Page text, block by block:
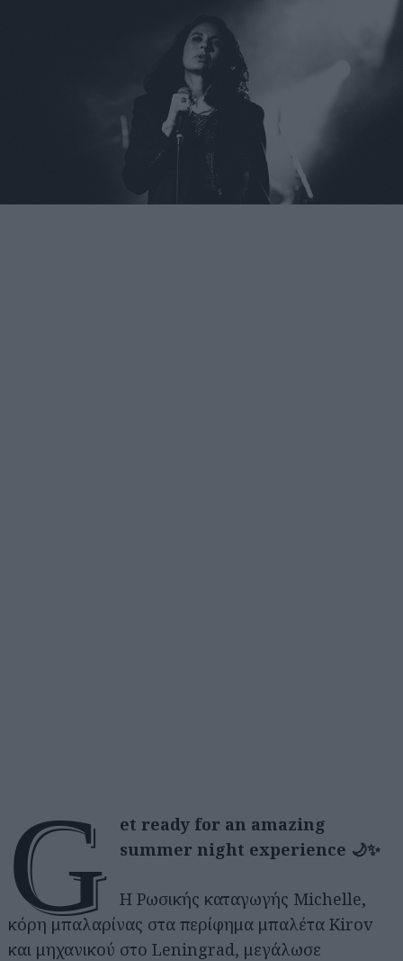
G
et ready for an amazing
summer night experience 🌙✨
Η Ρωσικής καταγωγής Michelle,
κόρη μπαλαρίνας στα περίφημα μπαλέτα Kirov
και μηχανικού στο Leningrad, μεγάλωσε